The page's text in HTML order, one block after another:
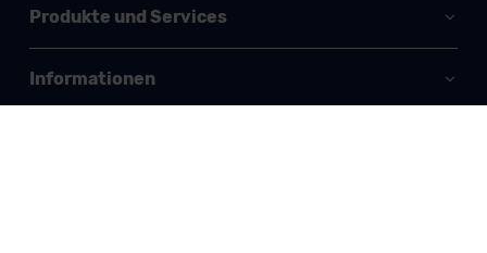
Produkte und Services
Informationen